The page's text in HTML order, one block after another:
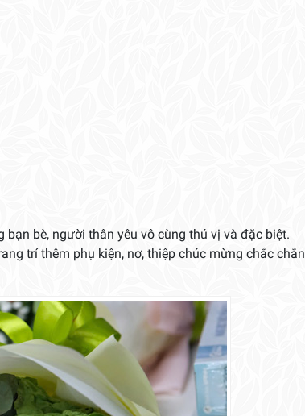
bè, người thân yêu vô cùng thú vị và đặc biệt.
trí thêm phụ kiện, nơ, thiệp chúc mừng chắc chắn